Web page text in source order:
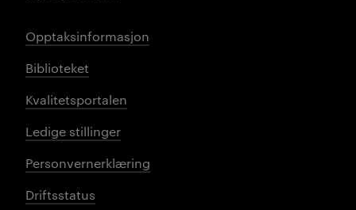
Opptaksinformasjon
Biblioteket
Kvalitetsportalen
Ledige stillinger
Personvernerklæring
Driftsstatus